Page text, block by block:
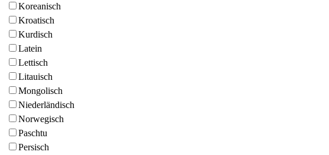
Koreanisch
Kroatisch
Kurdisch
Latein
Lettisch
Litauisch
Mongolisch
Niederländisch
Norwegisch
Paschtu
Persisch